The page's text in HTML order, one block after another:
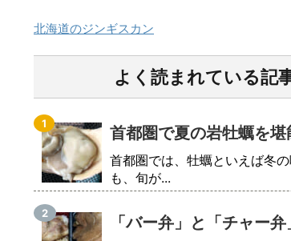
北海道のジンギスカン
よく読まれている記
首都圏で夏の岩牡蠣を
首都圏では、牡蠣といえば冬
も、旬が...
「バー弁」と「チャー